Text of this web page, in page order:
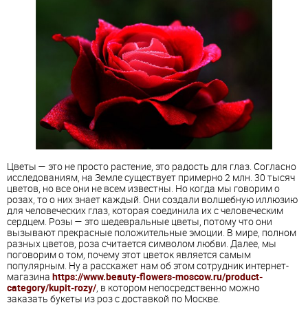
Цветы — это не просто растение, это радость для глаз. Согласно
исследованиям, на Земле существует примерно 2 млн. 30 тысяч
цветов, но все они не всем известны. Но когда мы говорим о
розах, то о них знает каждый. Они создали волшебную иллюзию
для человеческих глаз, которая соединила их с человеческим
сердцем. Розы — это шедевральные цветы, потому что они
вызывают прекрасные положительные эмоции. В мире, полном
разных цветов, роза считается символом любви. Далее, мы
поговорим о том, почему этот цветок является самым
популярным. Ну а расскажет нам об этом сотрудник интернет-
магазина https://www.beauty-flowers-moscow.ru/product-
category/kupit-rozy/, в котором непосредственно можно
заказать букеты из роз с доставкой по Москве.